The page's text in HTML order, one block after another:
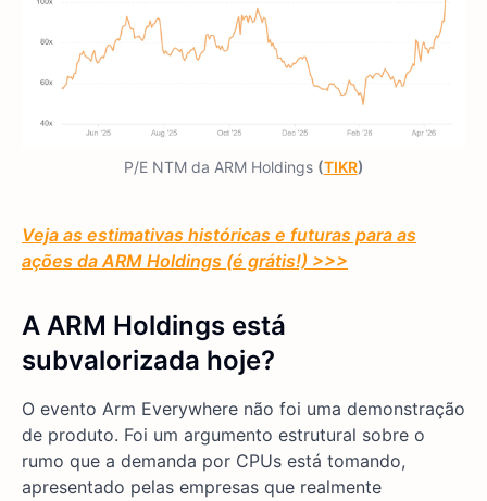
P/E NTM da ARM Holdings (TIKR)
Veja as estimativas históricas e futuras para as
ações da ARM Holdings (é grátis!) >>>
A ARM Holdings está
subvalorizada hoje?
O evento Arm Everywhere não foi uma demonstração
de produto. Foi um argumento estrutural sobre o
rumo que a demanda por CPUs está tomando,
apresentado pelas empresas que realmente